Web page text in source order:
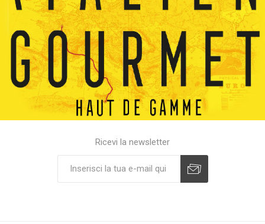
Ricevi la newsletter